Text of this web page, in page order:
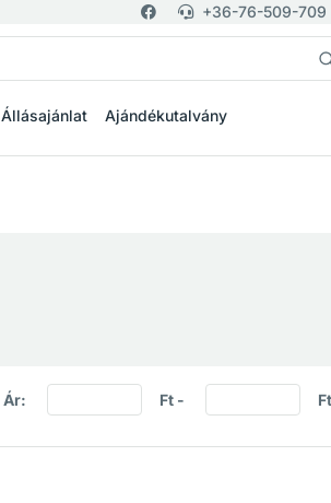
+36-76-509-709
Állásajánlat Ajándékutalvány
Ár: Ft - Ft